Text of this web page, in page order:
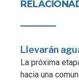
Llevarán
La próxima
hacia una